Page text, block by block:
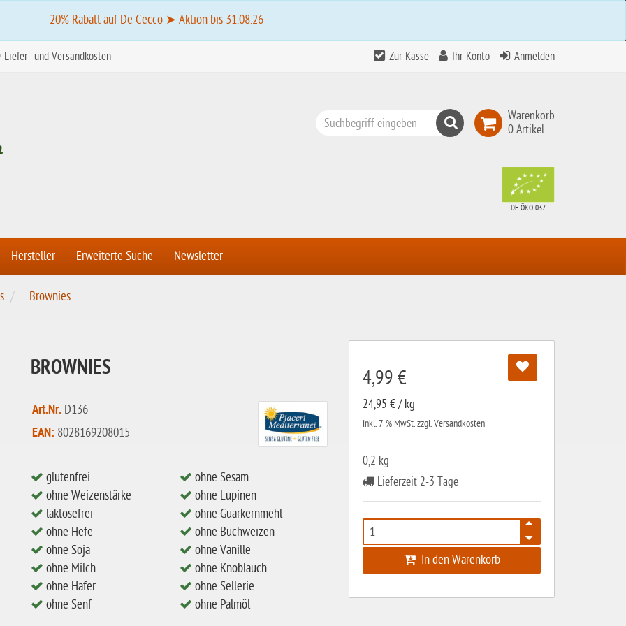
20% Rabatt auf De Cecco ➤ Aktion bis 31.08.26
Liefer- und Versandkosten Zur Kasse Ihr Konto Anmelden
Warenkorb
0 Artikel
Suchen
DE-ÖKO-037
Hersteller Erweiterte Suche Newsletter
Brownies
4,99 €
24,95 € / kg
inkl. 7 % MwSt.zzgl. Versandkosten
0,2 kg
Lieferzeit 2-3 Tage
In den Warenkorb
BROWNIES
Art.Nr. D136
EAN: 8028169208015
glutenfrei
ohne Weizenstärke
laktosefrei
ohne Hefe
ohne Soja
ohne Milch
ohne Hafer
ohne Senf
ohne Sesam
ohne Lupinen
ohne Guarkernmehl
ohne Buchweizen
ohne Vanille
ohne Knoblauch
ohne Sellerie
ohne Palmöl